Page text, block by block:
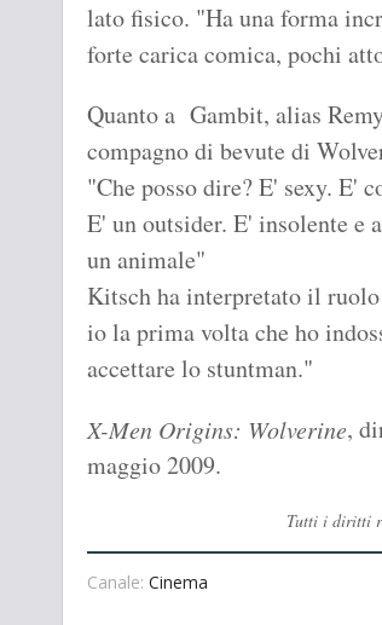
lato fisico. "Ha una forma
forte carica comica, pochi
Quanto a Gambit, alias
compagno di bevute di
"Che posso dire? E' sexy. E'
E' un outsider. E' insolente e
un animale"
Kitsch ha interpretato il ruolo
io la prima volta che ho
accettare lo stuntman."
X-Men Origins: Wolverine,
maggio 2009.
Tutti i diritti
Canale: Cinema